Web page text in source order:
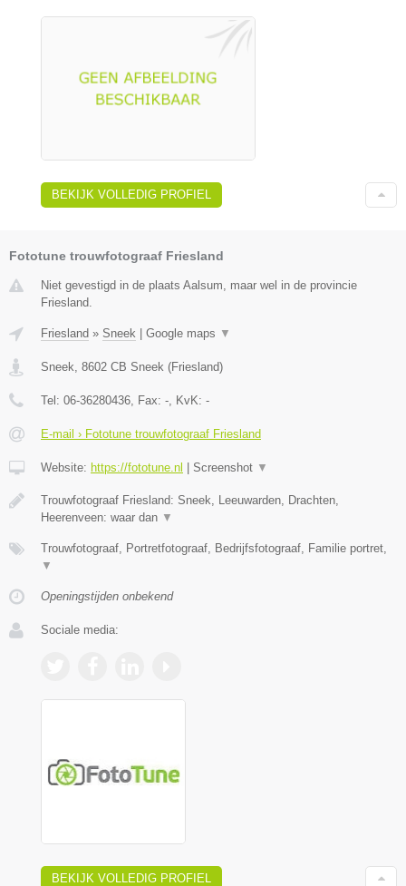
BEKIJK VOLLEDIG PROFIEL
Fototune trouwfotograaf Friesland
Niet gevestigd in de plaats Aalsum, maar wel in de provincie
Friesland.
Friesland » Sneek | Google maps ▼
Sneek 8602 CB Sneek (Friesland)
Tel: 06-36280436 , Fax: - , KvK: -
E-mail › Fototune trouwfotograaf Friesland
Website: https://fototune.nl | Screenshot ▼
Trouwfotograaf Friesland: Sneek, Leeuwarden, Drachten,
Heerenveen: waar dan ▼
Trouwfotograaf, Portretfotograaf, Bedrijfsfotograaf, Familie portret,
▼
Openingstijden onbekend
Sociale media:
BEKIJK VOLLEDIG PROFIEL